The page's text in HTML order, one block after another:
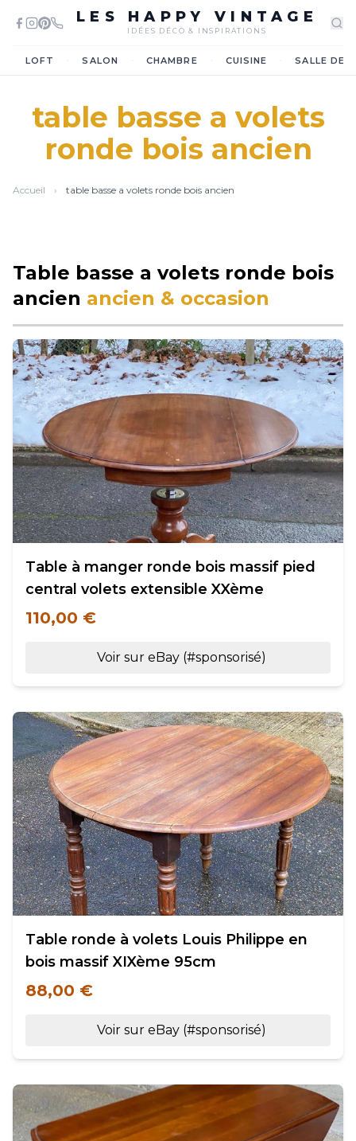
LES HAPPY VINTAGE
IDÉES DÉCO & INSPIRATIONS
LOFT SALON CHAMBRE CUISINE SALLE DE
table basse a volets
ronde bois ancien
Accueil › table basse a volets ronde bois ancien
Table basse a volets ronde bois
ancien ancien & occasion
Table à manger ronde bois massif pied
central volets extensible XXème
110,00 €
Voir sur eBay (#sponsorisé)
Table ronde à volets Louis Philippe en
bois massif XIXème 95cm
88,00 €
Voir sur eBay (#sponsorisé)